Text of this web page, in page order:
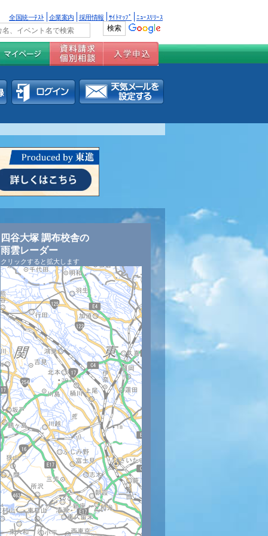
全国統一ﾃｽﾄ 企業案内 採用情報 ｻｲﾄﾏｯﾌﾟ ﾆｭｰｽﾘﾘｰｽ
四谷大塚 調布校舎の
雨雲レーダー
クリックすると拡大します